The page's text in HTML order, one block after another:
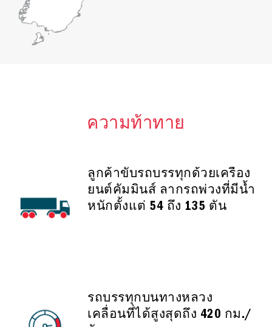
ความท้าทาย
ลูกค้าขับรถบรรทุกด้วยเครื่อง
ยนต์คัมมินส์ ลากรถพ่วงที่มีน้ำ
หนักตั้งแต่ 54 ถึง 135 ตัน
รถบรรทุกบนทางหลวง
เคลื่อนที่ได้สูงสุดถึง 420 กม./